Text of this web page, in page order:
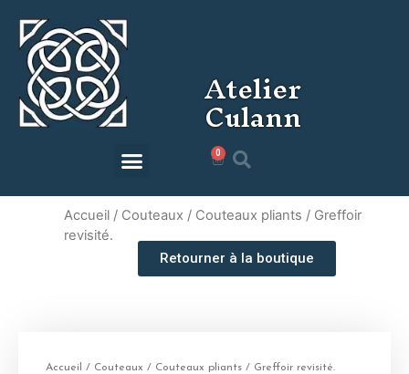
Atelier
Culann
0
Accueil / Couteaux / Couteaux pliants / Greffoir
revisité.
Retourner à la boutique
Accueil / Couteaux / Couteaux pliants / Greffoir revisité.